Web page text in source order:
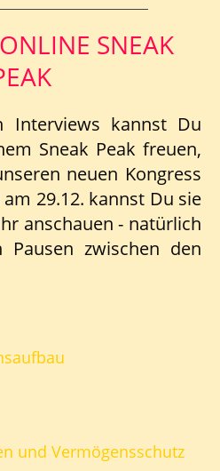
SNEAK
Interviews kannst Du
Sneak Peak freuen,
neuen Kongress
29.12. kannst Du sie
anschauen - natürlich
zwischen den
und Vermögensschutz